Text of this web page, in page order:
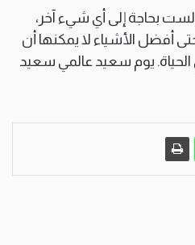
بحاجة إلى أي شيء آخر،
أفضل الأشياء لا يمكنها أن
يوم سعيد عالمي سعيد